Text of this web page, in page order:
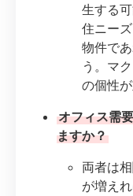
生する
住ニー
物件で
う。マ
の個性
オフィス需
ますか？
両者は
が増え